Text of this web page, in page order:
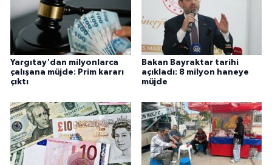
Yargıtay'dan milyonlarca
çalışana müjde: Prim kararı
çıktı
Bakan Bayraktar tarihi
açıkladı: 8 milyon haneye
müjde